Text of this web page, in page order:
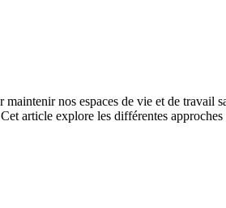
nos espaces de vie et de
article explore les différentes